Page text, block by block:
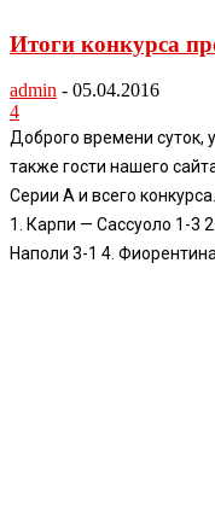
Итоги конкурса
admin - 05.04.2016
4
Доброго времени
также гости нашего
Серии А и всего
1. Карпи — Сассуоло 1-3
Наполи 3-1 4.